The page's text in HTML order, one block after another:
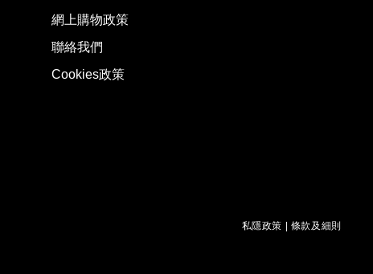
網上購物政策
聯絡我們
Cookies政策
私隱政策 條款及細則